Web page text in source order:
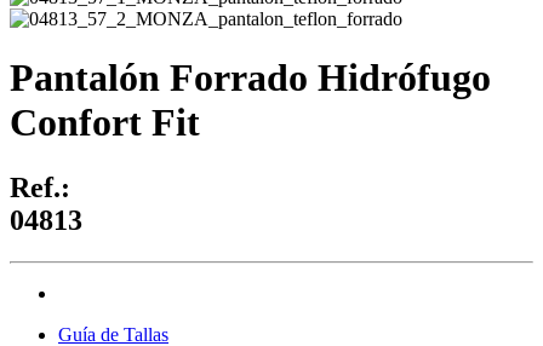
Pantalón Forrado Hidrófugo
Confort Fit
Ref.:
04813
Guía de Tallas